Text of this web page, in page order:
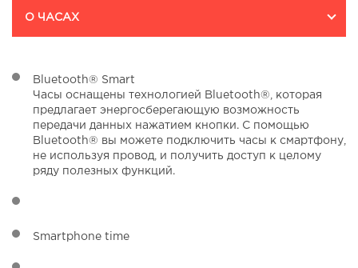
О ЧАСАХ
Bluetooth® Smart
Часы оснащены технологией Bluetooth®, которая
предлагает энергосберегающую возможность
передачи данных нажатием кнопки. С помощью
Bluetooth® вы можете подключить часы к смартфону,
не используя провод, и получить доступ к целому
ряду полезных функций.
Smartphone time